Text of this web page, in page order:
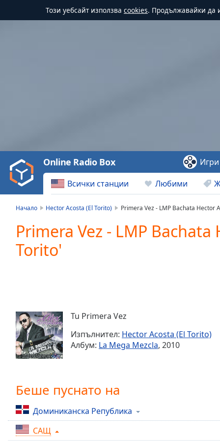
Този уебсайт използва cookies. Продължавайки да
Video
Play
Backward
Skip
Current
Time0:00
Duration-:-
TypeLIVE
Seek to
live,
currently
behind
LIVE
Remaining
Rate
Всички станции Любими
Online Radio Box Игри
Начало Hector Acosta (El Torito) Primera Vez - LMP Bachata Hector
Primera Vez - LMP Bachata
Torito'
Tu Primera Vez
Изпълнител: Hector Acosta (El Torito)
Албум: La Mega Mezcla, 2010
Беше пуснато на
Доминиканска Република
САЩ